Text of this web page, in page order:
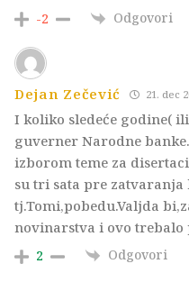
-2 Odgovori
Dejan Zečević 21. dec
I koliko sledeće godine(
guverner Narodne
izborom teme za
su tri sata pre zatvaranja
tj.Tomi,pobedu.Valjda
novinarstva i ovo
2 Odgovori